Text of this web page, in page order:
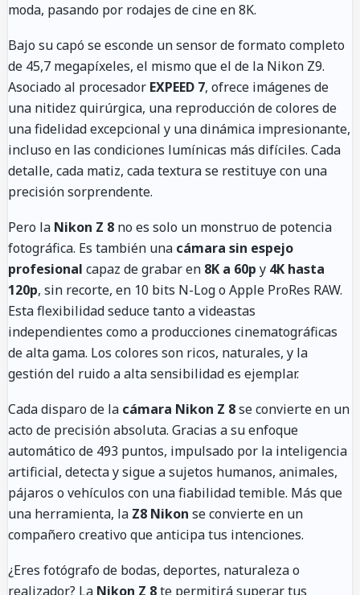
moda, pasando por rodajes de cine en 8K.
Bajo su capó se esconde un sensor de formato completo
de 45,7 megapíxeles, el mismo que el de la Nikon Z9.
Asociado al procesador EXPEED 7, ofrece imágenes de
una nitidez quirúrgica, una reproducción de colores de
una fidelidad excepcional y una dinámica impresionante,
incluso en las condiciones lumínicas más difíciles. Cada
detalle, cada matiz, cada textura se restituye con una
precisión sorprendente.
Pero la Nikon Z 8 no es solo un monstruo de potencia
fotográfica. Es también una cámara sin espejo
profesional capaz de grabar en 8K a 60p y 4K hasta
120p, sin recorte, en 10 bits N-Log o Apple ProRes RAW.
Esta flexibilidad seduce tanto a videastas
independientes como a producciones cinematográficas
de alta gama. Los colores son ricos, naturales, y la
gestión del ruido a alta sensibilidad es ejemplar.
Cada disparo de la cámara Nikon Z 8se convierte en un
acto de precisión absoluta. Gracias a su enfoque
automático de 493 puntos, impulsado por la inteligencia
artificial, detecta y sigue a sujetos humanos, animales,
pájaros o vehículos con una fiabilidad temible. Más que
una herramienta, la Z8 Nikon se convierte en un
compañero creativo que anticipa tus intenciones.
¿Eres fotógrafo de bodas, deportes, naturaleza o
realizador? La Nikon Z 8te permitirá superar tus